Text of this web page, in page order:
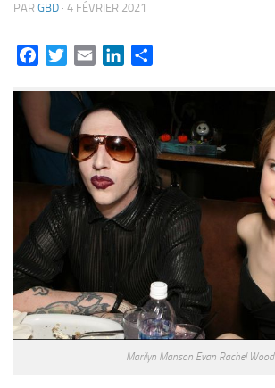
PAR GBD · 4 FÉVRIER 2021
FacebookTwitterEmail LinkedIn
Marilyn Manson Evan Rachel Wood